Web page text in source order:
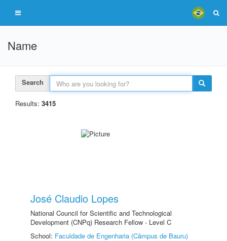
Name
Search
Results: 3415
José Claudio Lopes
National Council for Scientific and Technological
Development (CNPq) Research Fellow - Level C
School: Faculdade de Engenharia (Câmpus de Bauru)